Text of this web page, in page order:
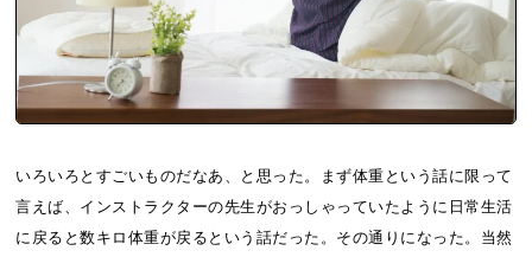
いろいろとすごいものだなあ、と思った。まず体重という話に限って
言えば、インストラクターの先生がおっしゃっていたように日常生活
に戻ると数キロ体重が戻るという話だった。その通りになった。当然